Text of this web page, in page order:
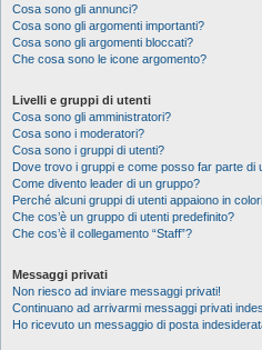
Cosa sono gli annunci?
Cosa sono gli argomenti importanti?
Cosa sono gli argomenti bloccati?
Che cosa sono le icone argomento?
Livelli e gruppi di utenti
Cosa sono gli amministratori?
Cosa sono i moderatori?
Cosa sono i gruppi di utenti?
Dove trovo i gruppi e come posso far parte di
Come divento leader di un gruppo?
Perché alcuni gruppi di utenti appaiono in
Che cos’è un gruppo di utenti predefinito?
Che cos’è il collegamento “Staff”?
Messaggi privati
Non riesco ad inviare messaggi privati!
Continuano ad arrivarmi messaggi privati
Ho ricevuto un messaggio di posta